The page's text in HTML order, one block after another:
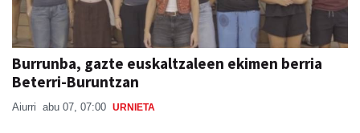
Burrunba, gazte euskaltzaleen ekimen berria
Beterri-Buruntzan
Aiurri abu 07, 07:00 URNIETA